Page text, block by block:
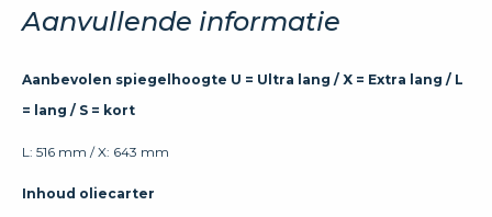
Aanvullende informatie
Aanbevolen spiegelhoogte U = Ultra lang / X = Extra lang / L
= lang / S = kort
L: 516 mm / X: 643 mm
Inhoud oliecarter